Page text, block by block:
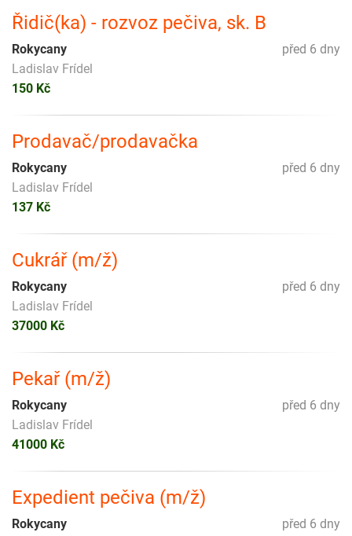
Řidič(ka) - rozvoz pečiva, sk. B
před 6 dny
Rokycany
Ladislav Frídel
150 Kč
Prodavač/prodavačka
před 6 dny
Rokycany
Ladislav Frídel
137 Kč
Cukrář (m/ž)
před 6 dny
Rokycany
Ladislav Frídel
37000 Kč
Pekař (m/ž)
před 6 dny
Rokycany
Ladislav Frídel
41000 Kč
Expedient pečiva (m/ž)
před 6 dny
Rokycany